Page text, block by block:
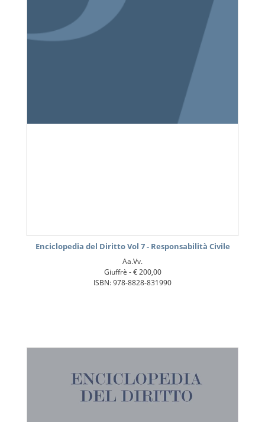
Enciclopedia del Diritto Vol 7 - Responsabilità Civile
Aa.Vv.
Giuffrè -€ 200,00
ISBN: 978-8828-831990